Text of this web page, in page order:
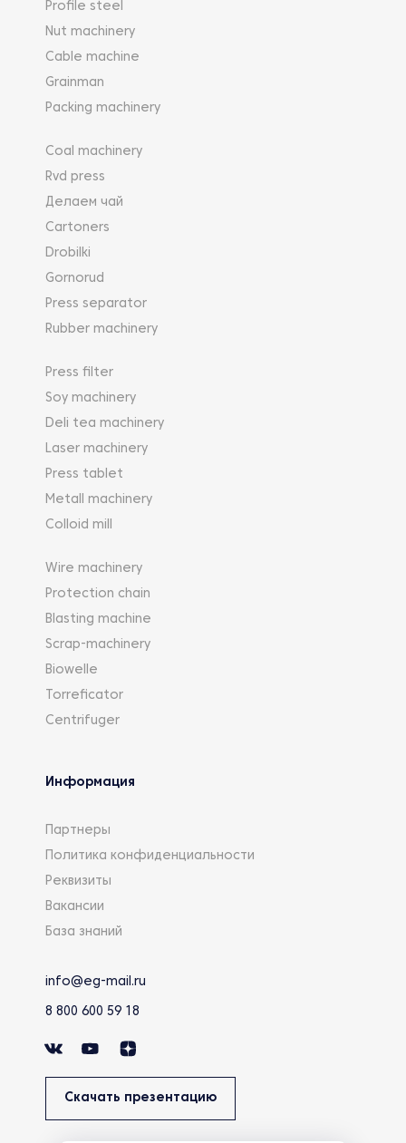
Profile steel
Nut machinery
Cable machine
Grainman
Packing machinery
Coal machinery
Rvd press
Делаем чай
Cartoners
Drobilki
Gornorud
Press separator
Rubber machinery
Press filter
Soy machinery
Deli tea machinery
Laser machinery
Press tablet
Metall machinery
Colloid mill
Wire machinery
Protection chain
Blasting machine
Scrap-machinery
Biowelle
Torreficator
Centrifuger
Информация
Партнеры
Политика конфиденциальности
Реквизиты
Вакансии
База знаний
info@eg-mail.ru
8 800 600 59 18
Скачать презентацию